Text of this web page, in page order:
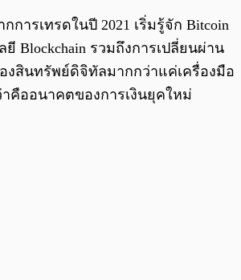
การเทรดในปี 2021 เริ่มรู้จัก Bitcoin
Blockchain รวมถึงการเปลี่ยนผ่าน
งสินทรัพย์ดิจิทัลมากกว่าแค่เครื่องมือ
คืออนาคตของการเงินยุคใหม่